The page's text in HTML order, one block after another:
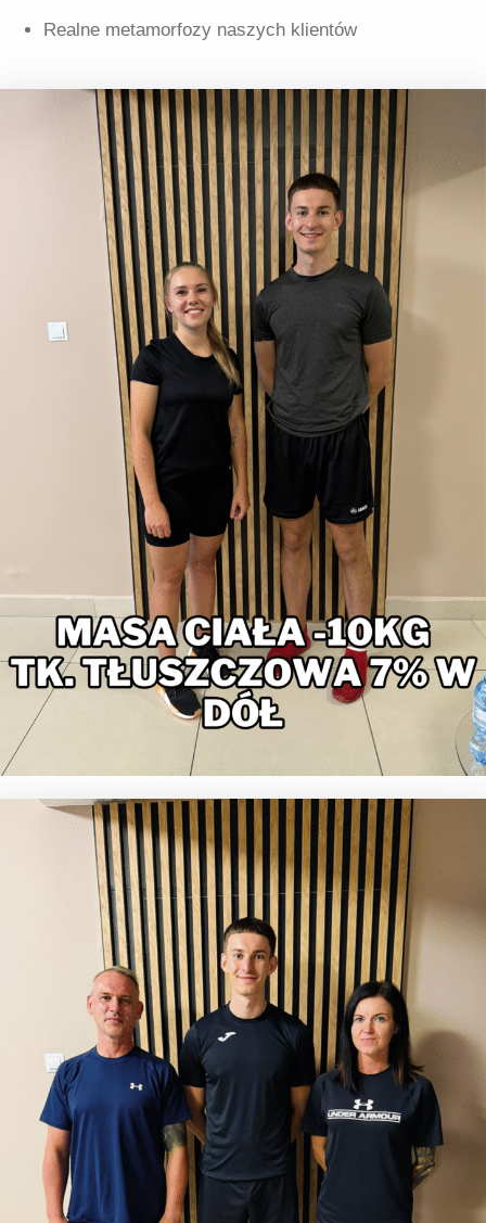
Realne metamorfozy naszych klientów